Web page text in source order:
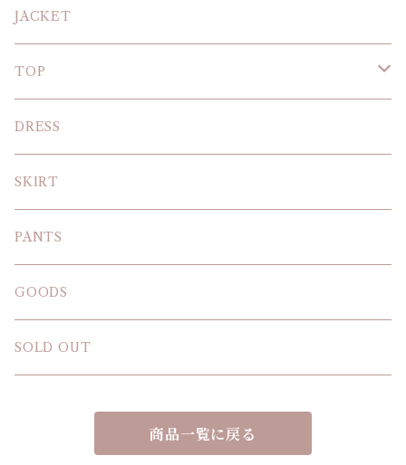
JACKET
TOP
KNIT
BLOUSE
T-SHIRT
SWEAT SHIRT
DRESS
SKIRT
PANTS
GOODS
SOLD OUT
商品一覧に戻る